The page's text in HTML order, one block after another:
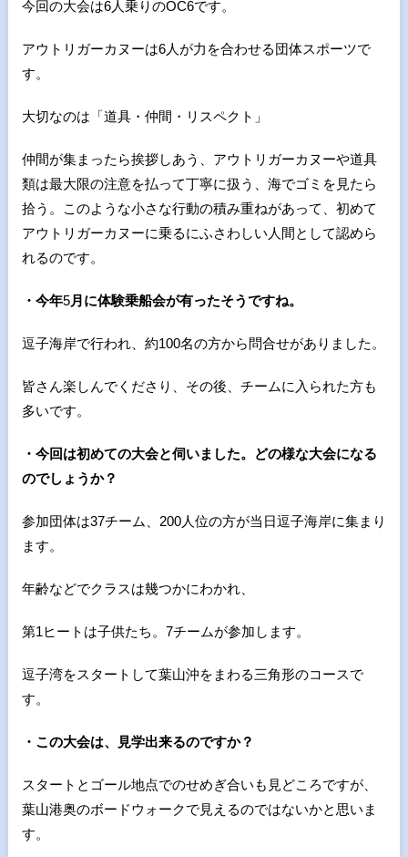
今回の大会は6人乗りのOC6です。
アウトリガーカヌーは6人が力を合わせる団体スポーツで
す。
大切なのは「道具・仲間・リスペクト」
仲間が集まったら挨拶しあう、アウトリガーカヌーや道具
類は最大限の注意を払って丁寧に扱う、海でゴミを見たら
拾う。このような小さな行動の積み重ねがあって、初めて
アウトリガーカヌーに乗るにふさわしい人間として認めら
れるのです。
・今年5月に体験乗船会が有ったそうですね。
逗子海岸で行われ、約100名の方から問合せがありました。
皆さん楽しんでくださり、その後、チームに入られた方も
多いです。
・今回は初めての大会と伺いました。どの様な大会になる
のでしょうか？
参加団体は37チーム、200人位の方が当日逗子海岸に集まり
ます。
年齢などでクラスは幾つかにわかれ、
第1ヒートは子供たち。7チームが参加します。
逗子湾をスタートして葉山沖をまわる三角形のコースで
す。
・この大会は、見学出来るのですか？
スタートとゴール地点でのせめぎ合いも見どころですが、
葉山港奥のボードウォークで見えるのではないかと思いま
す。